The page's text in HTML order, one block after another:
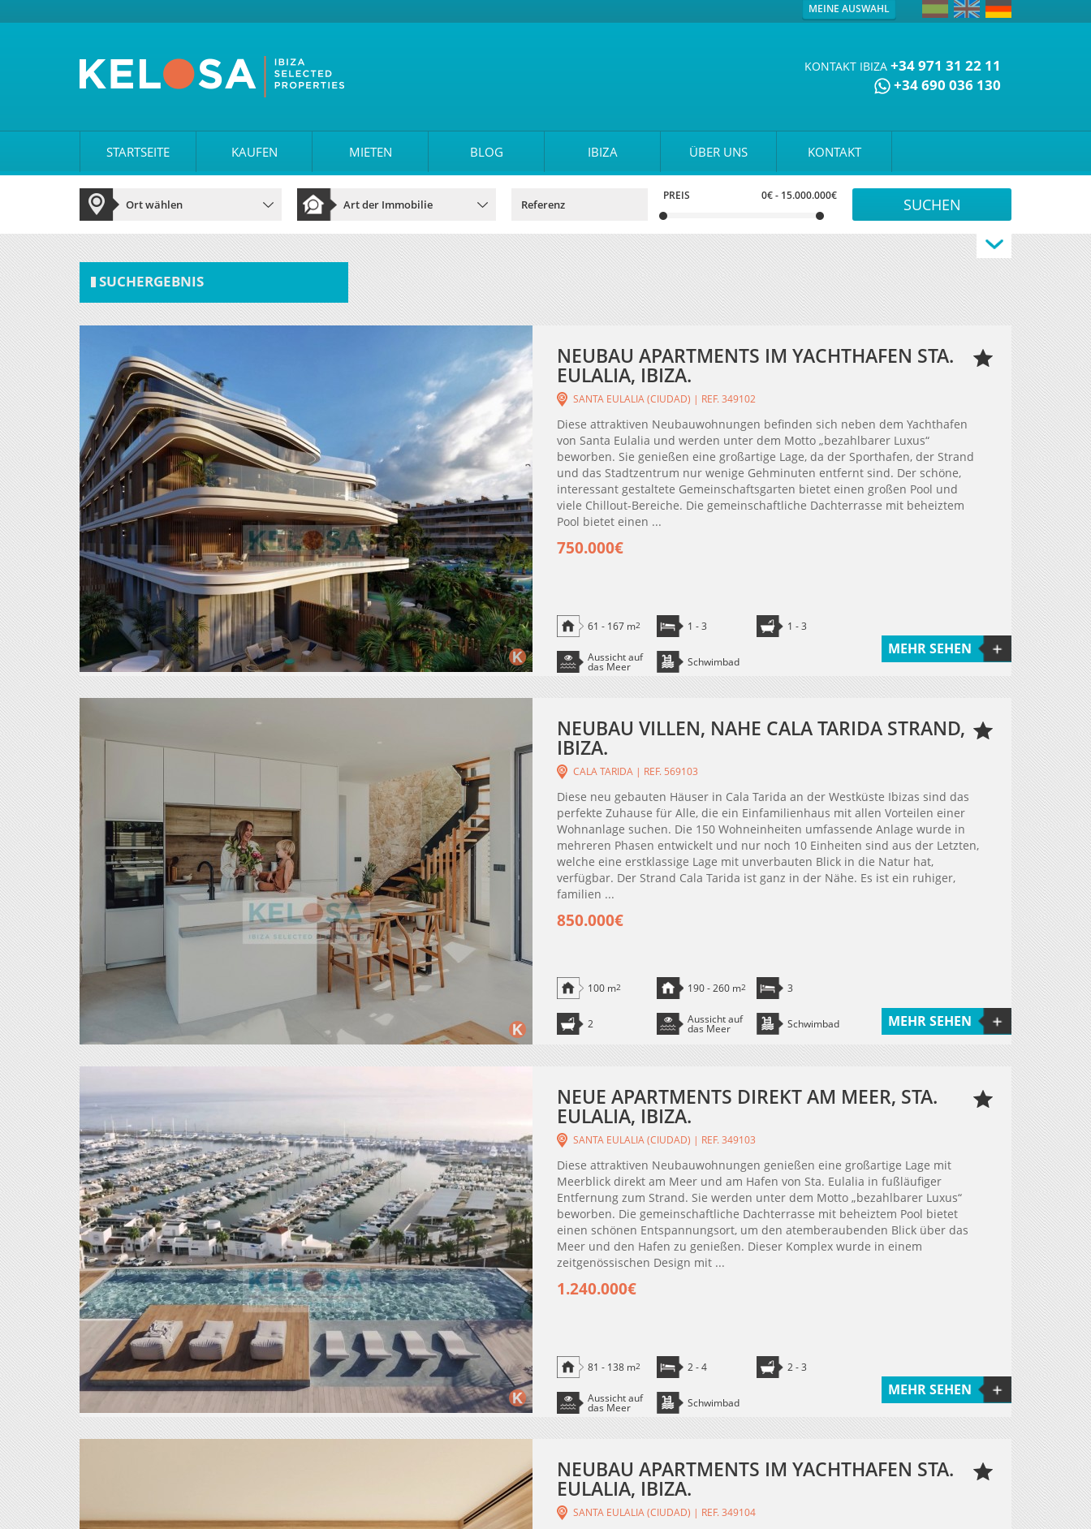
MEINE AUSWAHL
KONTAKT IBIZA +34 971 31 22 11
+34 690 036 130
STARTSEITE KAUFEN MIETEN BLOG IBIZA ÜBER UNS KONTAKT
PREIS 0€- 15.000.000€
SUCHERGEBNIS
NEUBAU APARTMENTS IM YACHTHAFEN STA.
EULALIA, IBIZA.
SANTA EULALIA (CIUDAD) | REF. 349102
Diese attraktiven Neubauwohnungen befinden sich neben dem Yachthafen
von Santa Eulalia und werden unter dem Motto „bezahlbarer Luxus“
beworben. Sie genießen eine großartige Lage, da der Sporthafen, der Strand
und das Stadtzentrum nur wenige Gehminuten entfernt sind. Der schöne,
interessant gestaltete Gemeinschaftsgarten bietet einen großen Pool und
viele Chillout-Bereiche. Die gemeinschaftliche Dachterrasse mit beheiztem
Pool bietet einen ...
750.000€
61 - 167 m2 1 - 3 1 - 3
Aussicht auf
das Meer Schwimbad
MEHR SEHEN
NEUBAU VILLEN, NAHE CALA TARIDA STRAND,
IBIZA.
CALA TARIDA | REF. 569103
Diese neu gebauten Häuser in Cala Tarida an der Westküste Ibizas sind das
perfekte Zuhause für Alle, die ein Einfamilienhaus mit allen Vorteilen einer
Wohnanlage suchen. Die 150 Wohneinheiten umfassende Anlage wurde in
mehreren Phasen entwickelt und nur noch 10 Einheiten sind aus der Letzten,
welche eine erstklassige Lage mit unverbauten Blick in die Natur hat,
verfügbar. Der Strand Cala Tarida ist ganz in der Nähe. Es ist ein ruhiger,
familien ...
850.000€
100 m2 190 - 260 m2 3
2 Aussicht auf
das Meer Schwimbad MEHR SEHEN
NEUE APARTMENTS DIREKT AM MEER, STA.
EULALIA, IBIZA.
SANTA EULALIA (CIUDAD) | REF. 349103
Diese attraktiven Neubauwohnungen genießen eine großartige Lage mit
Meerblick direkt am Meer und am Hafen von Sta. Eulalia in fußläufiger
Entfernung zum Strand. Sie werden unter dem Motto „bezahlbarer Luxus“
beworben. Die gemeinschaftliche Dachterrasse mit beheiztem Pool bietet
einen schönen Entspannungsort, um den atemberaubenden Blick über das
Meer und den Hafen zu genießen. Dieser Komplex wurde in einem
zeitgenössischen Design mit ...
1.240.000€
81 - 138 m2 2 - 4 2 - 3
Aussicht auf
das Meer Schwimbad
MEHR SEHEN
NEUBAU APARTMENTS IM YACHTHAFEN STA.
EULALIA, IBIZA.
SANTA EULALIA (CIUDAD) | REF. 349104